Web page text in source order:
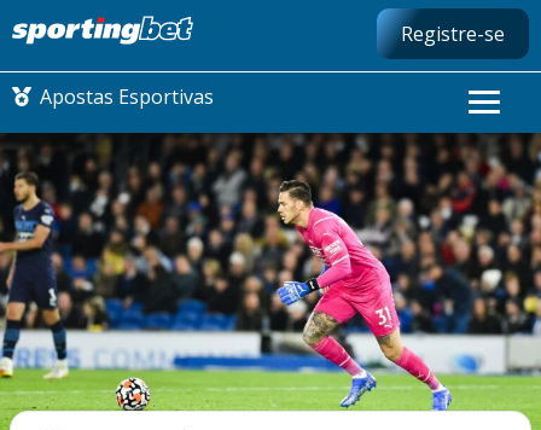
Registre-se
Apostas Esportivas
CONMEBOL LIBERTADORES
FUTEBOL NACIONAL
FUTEBOL INTERNACIONAL
COMO APOSTAR